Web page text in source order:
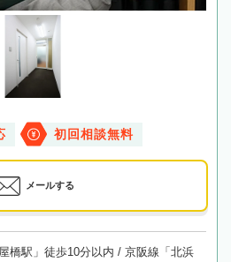
初回相談無料
メールする
橋駅」徒歩10分以内 / 京阪線「北浜